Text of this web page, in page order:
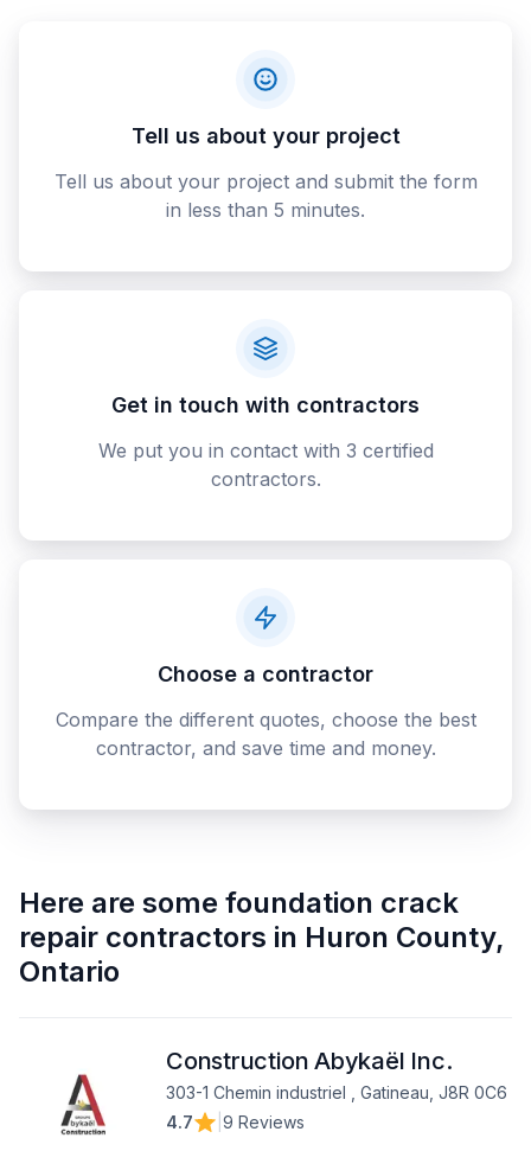
Tell us about your project
Tell us about your project and submit the form
in less than 5 minutes.
Get in touch with contractors
We put you in contact with 3 certified
contractors.
Choose a contractor
Compare the different quotes, choose the best
contractor, and save time and money.
Here are some foundation crack
repair contractors in Huron County,
Ontario
Construction Abykaël Inc.
303-1 Chemin industriel , Gatineau, J8R 0C6
4.7
9 Reviews